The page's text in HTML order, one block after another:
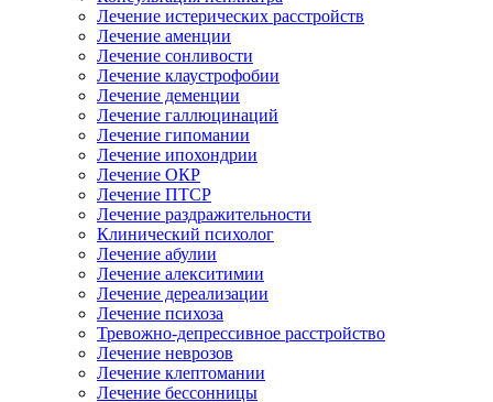
Лечение истерических расстройств
Лечение аменции
Лечение сонливости
Лечение клаустрофобии
Лечение деменции
Лечение галлюцинаций
Лечение гипомании
Лечение ипохондрии
Лечение ОКР
Лечение ПТСР
Лечение раздражительности
Клинический психолог
Лечение абулии
Лечение алекситимии
Лечение дереализации
Лечение психоза
Тревожно-депрессивное расстройство
Лечение неврозов
Лечение клептомании
Лечение бессонницы